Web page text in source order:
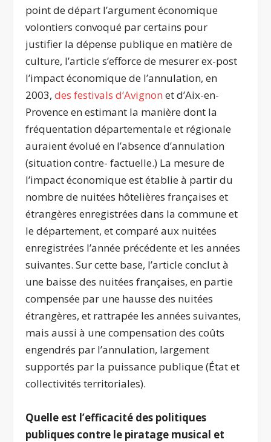
point de départ l’argument économique
volontiers convoqué par certains pour
justifier la dépense publique en matière de
culture, l’article s’efforce de mesurer ex-post
l’impact économique de l’annulation, en
2003,des festivals d’Avignon et d’Aix-en-
Provence en estimant la manière dont la
fréquentation départementale et régionale
auraient évolué en l’absence d’annulation
(situation contre- factuelle.) La mesure de
l’impact économique est établie à partir du
nombre de nuitées hôtelières françaises et
étrangères enregistrées dans la commune et
le département, et comparé aux nuitées
enregistrées l’année précédente et les années
suivantes. Sur cette base, l’article conclut à
une baisse des nuitées françaises, en partie
compensée par une hausse des nuitées
étrangères, et rattrapée les années suivantes,
mais aussi à une compensation des coûts
engendrés par l’annulation, largement
supportés par la puissance publique (État et
collectivités territoriales).
Quelle est l’efficacité des politiques
publiques contre le piratage musical et